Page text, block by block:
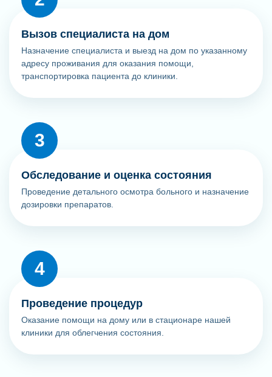
Вызов специалиста на дом
Назначение специалиста и выезд на дом по указанному
адресу проживания для оказания помощи,
транспортировка пациента до клиники.
Обследование и оценка состояния
Проведение детального осмотра больного и назначение
дозировки препаратов.
Проведение процедур
Оказание помощи на дому или в стационаре нашей
клиники для облегчения состояния.